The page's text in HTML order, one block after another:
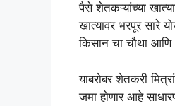
पैसे शेतकऱ्यांच्या
खात्यावर भरपूर सारे
किसान चा चौथा
याबरोबर शेतकरी
जमा होणार आहे